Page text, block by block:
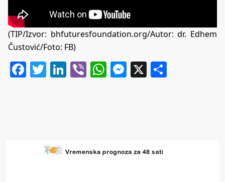
(TIP/Izvor: bhfuturesfoundation.org/Autor: dr. Edhem
Čustović/Foto: FB)
Facebook
Twitter
LinkedIn
ViberWhatsApp
Messenger
X